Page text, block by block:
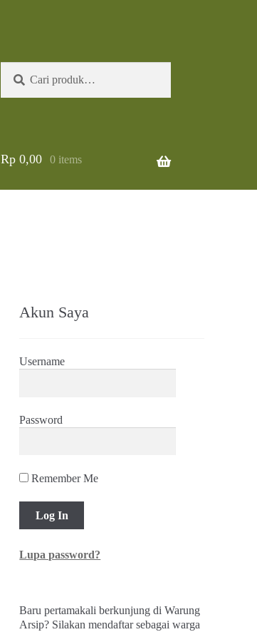
untuk:
Rp0,00 0 items
Akun Saya
Username
Password
Remember Me
Lupa password?
Baru pertamakali berkunjung di Warung
Arsip? Silakan mendaftar sebagai warga